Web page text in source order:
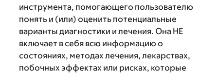
инструмента, помогающего пользователю
понять и (или) оценить потенциальные
варианты диагностики и лечения. Она НЕ
включает в себя всю информацию о
состояниях, методах лечения, лекарствах,
побочных эффектах или рисках, которые